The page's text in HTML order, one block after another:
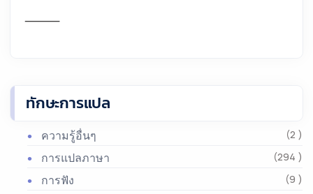
⸻
ทักษะการแปล
ความรู้อื่นๆ (2 )
การแปลภาษา (294 )
การฟัง (9 )